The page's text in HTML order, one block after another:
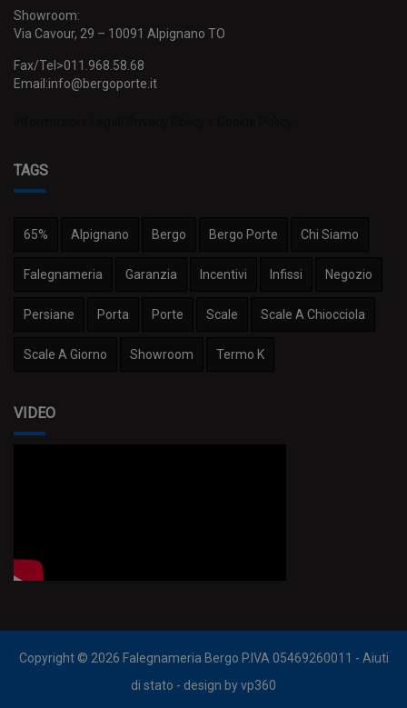
Showroom:
Via Cavour, 29 – 10091 Alpignano TO
Fax/Tel>011.968.58.68
Email:info@bergoporte.it
TAGS
65% Alpignano Bergo Bergo Porte Chi Siamo
Falegnameria Garanzia Incentivi Infissi Negozio
Persiane Porta Porte Scale Scale A Chiocciola
Scale A Giorno Showroom Termo K
VIDEO
Copyright © 2026 Falegnameria Bergo P.IVA 05469260011 - Aiuti
di stato - design byvp360